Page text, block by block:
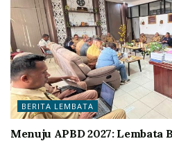
BERITA LEMBATA
Menuju APBD 2027: Lembata